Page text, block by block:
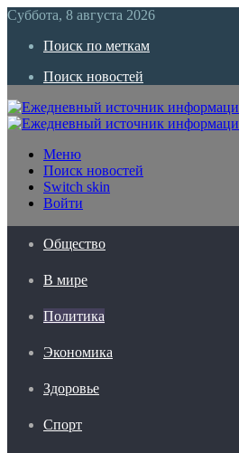
Суббота, 8 августа 2026
Поиск по меткам
Поиск новостей
Меню
Поиск новостей
Switch skin
Войти
Общество
В мире
Политика
Экономика
Здоровье
Спорт